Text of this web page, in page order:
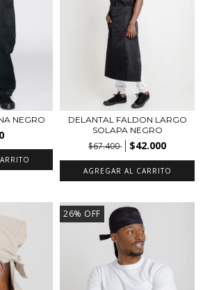
NEGRO
DELANTAL FALDON LARGO
SOLAPA NEGRO
$67.400 $42.000
AGREGAR AL CARRITO
26% OFF